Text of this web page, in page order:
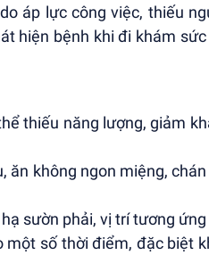
áp lực công việc, thiếu
hiện bệnh khi đi khám
thiếu năng lượng, giảm
ăn không ngon miệng,
sườn phải, vị trí tương ứng
số thời điểm, đặc biệt